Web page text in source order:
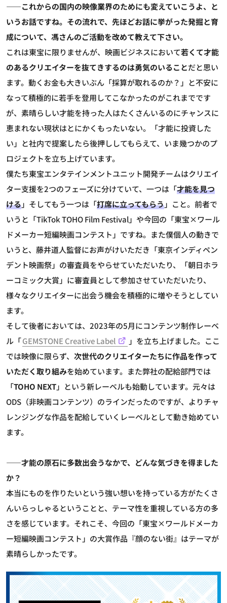
――これからの国内の映像業界のためにも変えていこうよ、と
いうお話ですね。その流れで、先ほどお話に挙がった発掘と育
成について、馮さんのご活動を改めて教えて下さい。
これは東宝に限りませんが、映画ビジネスにおいて若くて才能
のあるクリエイターを抜てきするのは勇気のいることだと思い
ます。動くお金も大きいぶん「採算が取れるのか？」と不安に
なって積極的に若手を登用してこなかったのがこれまでです
が、素晴らしい才能を持った人はたくさんいるのにチャンスに
恵まれない現状はとにかくもったいない。「才能に投資した
い」と社内で提案したら後押ししてもらえて、いま幾つかのプ
ロジェクトを立ち上げています。
僕たち東宝エンタテインメントユニット開発チームはクリエイ
ター支援を2つのフェーズに分けていて、一つは「才能を見つ
ける」そしてもう一つは「打席に立ってもらう」こと。前者で
いうと「TikTok TOHO Film Festival」や今回の「東宝×ワール
ドメーカー短編映画コンテスト」ですね。また僕個人の動きで
いうと、藤井道人監督にお声がけいただき「東京インディペン
デント映画祭」の審査員をやらせていただいたり、「朝日ホラ
ーコミック大賞」に審査員として参加させていただいたり、
様々なクリエイターに出会う機会を積極的に増やそうとしてい
ます。
そして後者においては、2023年の5月にコンテンツ制作レーベ
ル「GEMSTONE Creative Label
」を立ち上げました。ここ
では映像に限らず、 次世代のクリエイターたちに作品を作って
いただく取り組みを始めています。また弊社の配給部門では
「TOHO NEXT」という新レーベルも始動しています。元々は
ODS（非映画コンテンツ）のラインだったのですが、よりチャ
レンジングな作品を配給していくレーベルとして動き始めてい
ます。
――才能の原石に多数出会うなかで、どんな気づきを得ました
か？
本当にものを作りたいという強い想いを持っている方がたくさ
んいらっしゃるということと、テーマ性を重視している方の多
さを感じています。それこそ、今回の「東宝×ワールドメーカ
ー短編映画コンテスト」の大賞作品『顔のない街』はテーマが
素晴らしかったです。